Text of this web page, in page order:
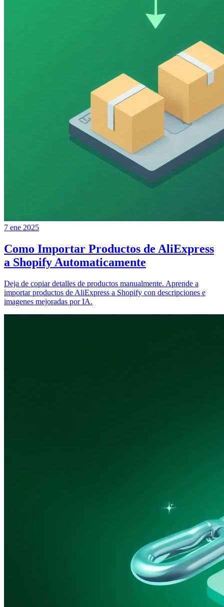
7 ene 2025
Como Importar Productos de AliExpress
a Shopify Automaticamente
Deja de copiar detalles de productos manualmente. Aprende a
importar productos de AliExpress a Shopify con descripciones e
imagenes mejoradas por IA.